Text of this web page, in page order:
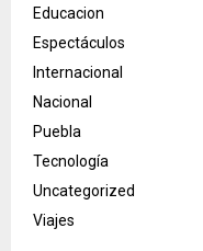
Educacion
Espectáculos
Internacional
Nacional
Puebla
Tecnología
Uncategorized
Viajes